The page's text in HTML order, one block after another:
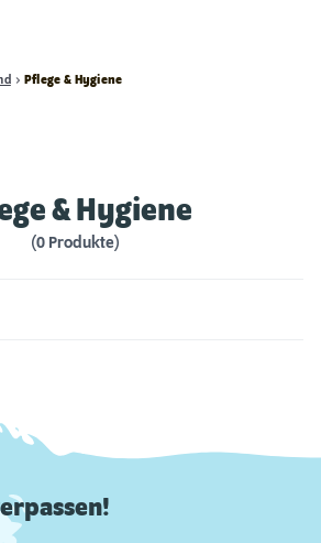
Pflege & Hygiene
& Hygiene
(0 Produkte)